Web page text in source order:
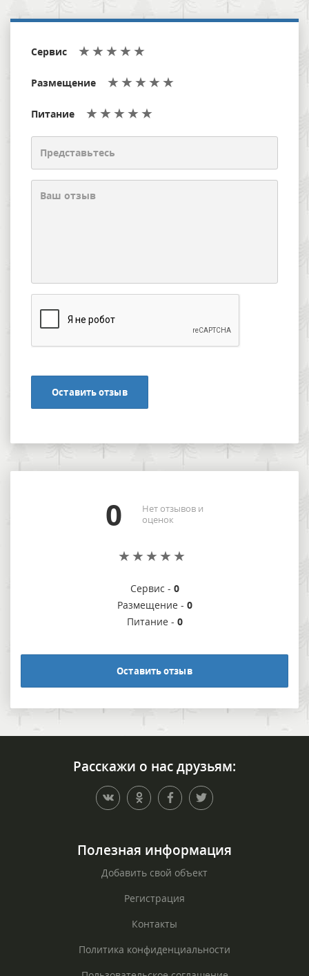
Сервис
Размещение
Питание
Оставить отзыв
0
Нет отзывов и
оценок
Сервис - 0
Размещение - 0
Питание - 0
Оставить отзыв
Расскажи о нас друзьям:
Полезная информация
Добавить свой объект
Регистрация
Контакты
Политика конфиденциальности